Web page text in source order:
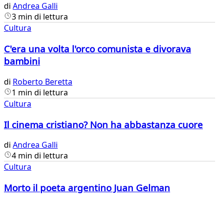
di Andrea Galli
3 min di lettura
Cultura
C'era una volta l'orco comunista e divorava
bambini
di Roberto Beretta
1 min di lettura
Cultura
Il cinema cristiano? Non ha abbastanza cuore
di Andrea Galli
4 min di lettura
Cultura
Morto il poeta argentino Juan Gelman